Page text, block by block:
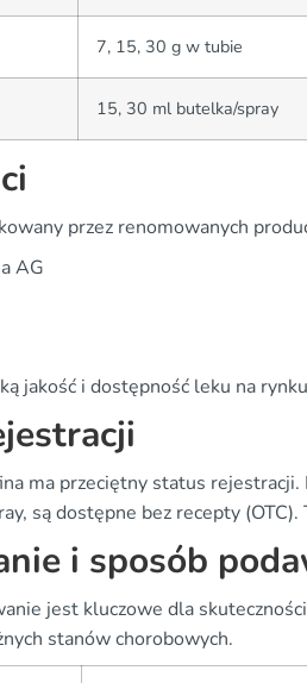
7, 15, 30 g w tubie
15, 30 ml butelka/spray
przez renomowanych
AG
jakość i dostępność leku na
ma przeciętny status
są dostępne bez recepty
i sposób
jest kluczowe dla
stanów chorobowych.